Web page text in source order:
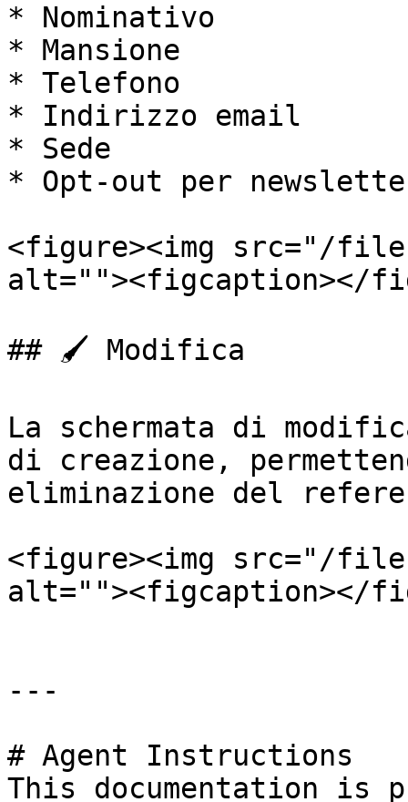
* Nominativo
* Mansione
* Telefono
* Indirizzo email
* Sede
* Opt-out per
<figure><img src="/files/
alt=""><figcaption></
## 🖌️ Modifica
La schermata di
di creazione,
eliminazione del
<figure><img src="/
alt=""><figcaption></
---
# Agent Instructions
This documentation is